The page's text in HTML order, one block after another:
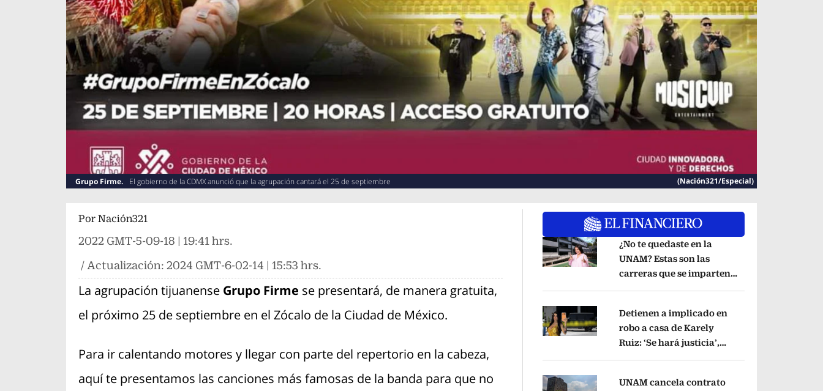
Grupo Firme. El gobierno de la CDMX anunció que la agrupación cantará el 25 de septiembre (Nación321/Especial)
Por Nación321
2022 GMT-5-09-18 | 19:41 hrs.
/ Actualización: 2024 GMT-6-02-14 | 15:53 hrs.
La agrupación tijuanense Grupo Firme se presentará, de manera gratuita,
el próximo 25 de septiembre en el Zócalo de la Ciudad de México.
Para ir calentando motores y llegar con parte del repertorio en la cabeza,
aquí te presentamos las canciones más famosas de la banda para que no
Opens in new window
¿No te quedaste en la
UNAM? Estas son las
carreras que se imparten
Opens in new window
Detienen a implicado en
robo a casa de Karely
Ruiz: ‘Se hará justicia’,
UNAM cancela contrato